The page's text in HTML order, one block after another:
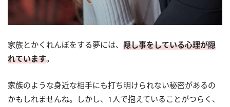
家族とかくれんぼをする夢には、 隠し事をしている心理が隠
れています。
家族のような身近な相手にも打ち明けられない秘密があるの
かもしれませんね。しかし、1人で抱えていることがつらく、